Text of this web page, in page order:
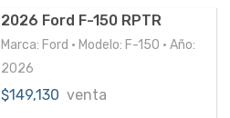
2026 Ford F-150 RPTR
Marca: Ford • Modelo: F-150 • Año:
2026
$149,130 venta